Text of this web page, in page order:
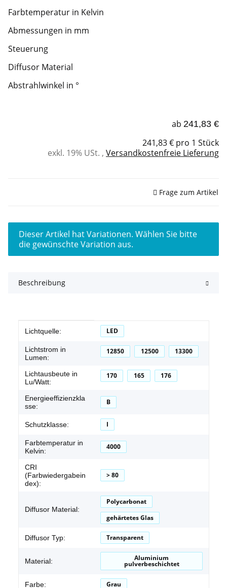
Farbtemperatur in Kelvin
Abmessungen in mm
Steuerung
Diffusor Material
Abstrahlwinkel in °
ab 241,83 €
241,83 € pro 1 Stück
exkl. 19% USt. , Versandkostenfreie Lieferung
Frage zum Artikel
x
Dieser Artikel hat Variationen. Wählen Sie bitte
die gewünschte Variation aus.
Beschreibung
Produkteigenschaft
Wert
Lichtquelle: LED
Lichtstrom in
Lumen:
12850 12500 13300
Lichtausbeute in
Lu/Watt:
170 165 176
Energieeffizienzkla
sse:
B
Schutzklasse: I
Farbtemperatur in
Kelvin:
4000
CRI
(Farbwiedergabein
dex):
> 80
Diffusor Material:
Polycarbonat
gehärtetes Glas
Diffusor Typ: Transparent
Material: Aluminium
pulverbeschichtet
Farbe: Grau